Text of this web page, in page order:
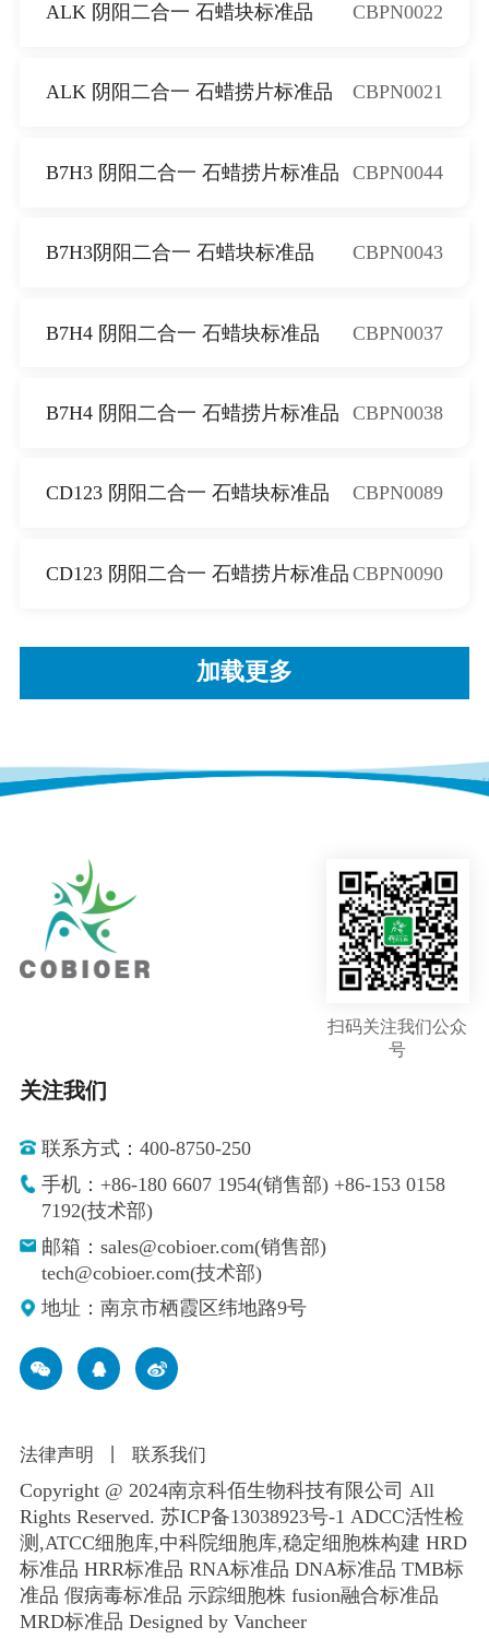
ALK 阴阳二合一 石蜡块标准品 CBPN0022
ALK 阴阳二合一 石蜡捞片标准品 CBPN0021
B7H3 阴阳二合一 石蜡捞片标准品 CBPN0044
B7H3阴阳二合一 石蜡块标准品 CBPN0043
B7H4 阴阳二合一 石蜡块标准品 CBPN0037
B7H4 阴阳二合一 石蜡捞片标准品 CBPN0038
CD123 阴阳二合一 石蜡块标准品 CBPN0089
CD123 阴阳二合一 石蜡捞片标准品 CBPN0090
加载更多
扫码关注我们公众
号
关注我们
联系方式：400-8750-250
手机：+86-180 6607 1954(销售部) +86-153 0158
7192(技术部)
邮箱：sales@cobioer.com(销售部)
tech@cobioer.com(技术部)
地址：南京市栖霞区纬地路9号
法律声明 联系我们
Copyright @ 2024南京科佰生物科技有限公司 All
Rights Reserved. 苏ICP备13038923号-1 ADCC活性检
测,ATCC细胞库,中科院细胞库,稳定细胞株构建 HRD
标准品 HRR标准品 RNA标准品 DNA标准品 TMB标
准品 假病毒标准品 示踪细胞株 fusion融合标准品
MRD标准品 Designed by Vancheer